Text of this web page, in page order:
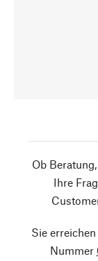
Ob
Ihre
Sie
Nummer